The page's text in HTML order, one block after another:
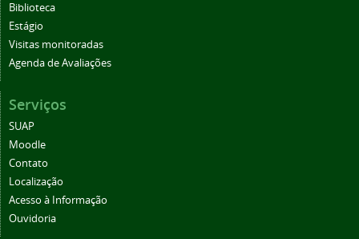
Biblioteca
Estágio
Visitas monitoradas
Agenda de Avaliações
Serviços
SUAP
Moodle
Contato
Localização
Acesso à Informação
Ouvidoria